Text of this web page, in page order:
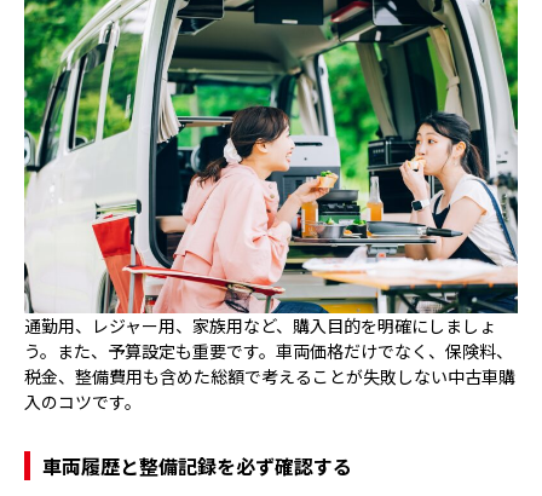
通勤用、レジャー用、家族用など、購入目的を明確にしましょ
う。また、予算設定も重要です。車両価格だけでなく、保険料、
税金、整備費用も含めた総額で考えることが失敗しない中古車購
入のコツです。
車両履歴と整備記録を必ず確認する